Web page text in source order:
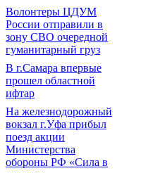
Волонтеры ЦДУМ
России отправили в
зону СВО очередной
гуманитарный груз
В г.Самара впервые
прошел областной
ифтар
На железнодорожный
вокзал г.Уфа прибыл
поезд акции
Министерства
обороны РФ «Сила в